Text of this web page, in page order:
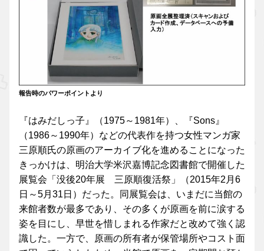
報告時のパワーポイントより
『はみだしっ子』（1975～1981年）、『Sons』
（1986～1990年）などの代表作を持つ女性マンガ家
三原順氏の原画のアーカイブ化を進めることになった
きっかけは、明治大学米沢嘉博記念図書館で開催した
展覧会「没後20年展 三原順復活祭」（2015年2月6
日～5月31日）だった。同展覧会は、いまだに当館の
来館者数が最多であり、その多くが原画を前に涙する
姿を目にし、早世を惜しまれる作家だと改めて強く認
識した。一方で、原画の所有者が保管場所やコスト面